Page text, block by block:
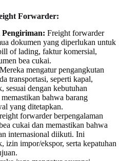
Forwarder:
Pengiriman: Freight forwarder
dokumen yang diperlukan untuk
of lading, faktur komersial,
bea cukai.
Mereka mengatur pengangkutan
transportasi, seperti kapal,
sesuai dengan kebutuhan
bahwa barang
yang ditetapkan.
forwarder berpengalaman
cukai dan memastikan bahwa
internasional diikuti. Ini
izin impor/ekspor, serta kepatuhan